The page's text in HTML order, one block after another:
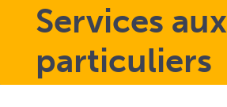
Services aux
particuliers